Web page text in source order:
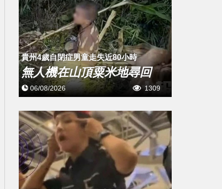
貴州4歲自閉症男童走失近80小時
無人機在山頂粟米地尋回
06/08/2026 1309